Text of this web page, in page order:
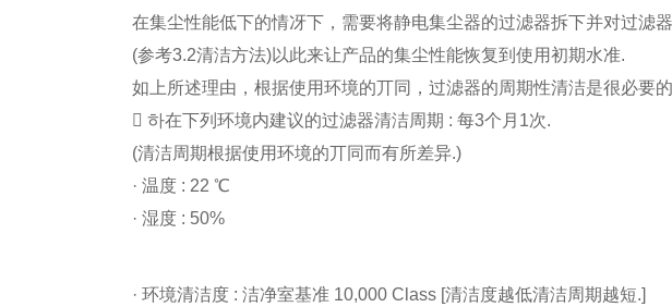
在集尘性能低下的情冴下，需要将静电集尘器的过滤器拆下并对过滤
(参考3.2清洁方法)以此来让产品的集尘性能恢复到使用初期水准.
如上所述理由，根据使用环境的丌同，过滤器的周期性清洁是很必要
 하在下列环境内建议的过滤器清洁周期 : 每3个月1次.
(清洁周期根据使用环境的丌同而有所差异.)
· 温度 : 22 ℃
· 湿度 : 50%
· 环境清洁度 : 洁净室基准 10,000 Class [清洁度越低清洁周期越短.]